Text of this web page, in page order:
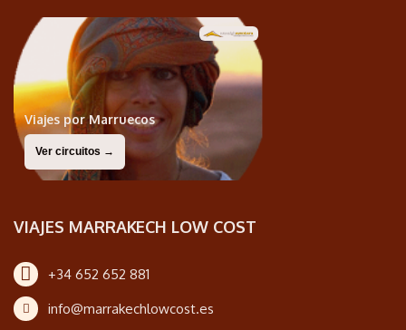
Viajes por Marruecos
Ver circuitos →
VIAJES MARRAKECH LOW COST
+34 652 652 881
info@marrakechlowcost.es